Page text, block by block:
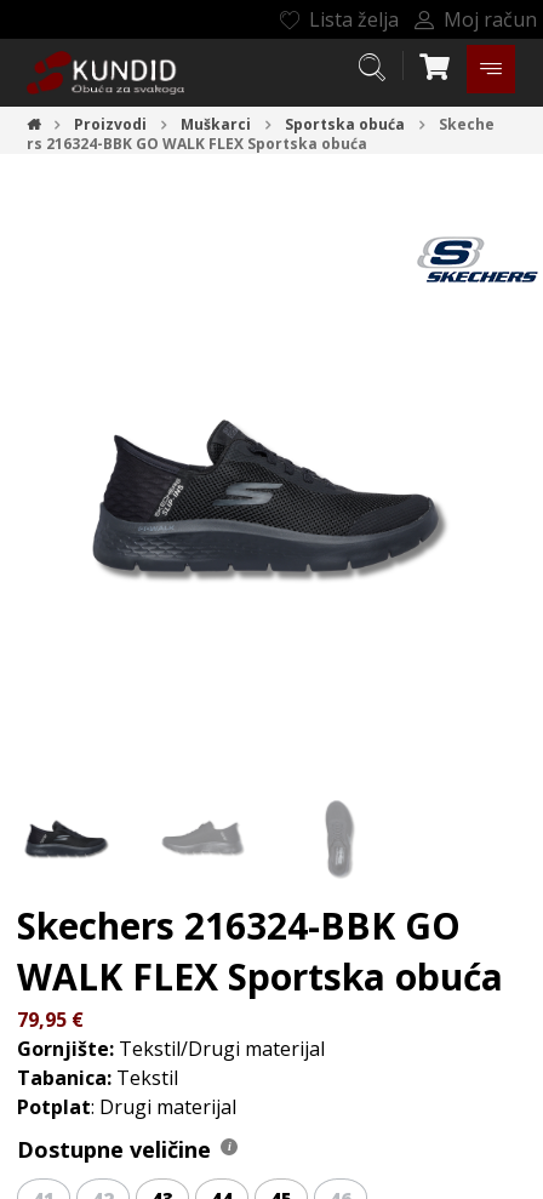
Lista želja Moj račun
Proizvodi Muškarci Sportska obuća
Skeche
rs 216324-BBK GO WALK FLEX Sportska obuća
Skechers 216324-BBK GO
WALK FLEX Sportska obuća
79,95 €
Gornjište: Tekstil/Drugi materijal
Tabanica: Tekstil
Potplat: Drugi materijal
Dostupne veličine